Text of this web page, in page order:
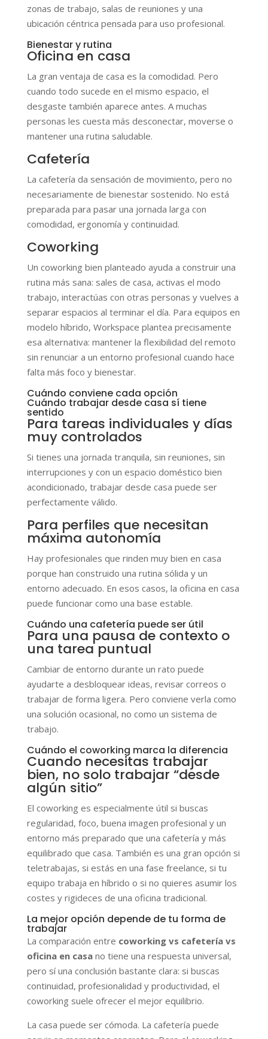
zonas de trabajo, salas de reuniones y una
ubicación céntrica pensada para uso profesional.
Bienestar y rutina
Oficina en casa
La gran ventaja de casa es la comodidad. Pero
cuando todo sucede en el mismo espacio, el
desgaste también aparece antes. A muchas
personas les cuesta más desconectar, moverse o
mantener una rutina saludable.
Cafetería
La cafetería da sensación de movimiento, pero no
necesariamente de bienestar sostenido. No está
preparada para pasar una jornada larga con
comodidad, ergonomía y continuidad.
Coworking
Un coworking bien planteado ayuda a construir una
rutina más sana: sales de casa, activas el modo
trabajo, interactúas con otras personas y vuelves a
separar espacios al terminar el día. Para equipos en
modelo híbrido, Workspace plantea precisamente
esa alternativa: mantener la flexibilidad del remoto
sin renunciar a un entorno profesional cuando hace
falta más foco y bienestar.
Cuándo conviene cada opción
Cuándo trabajar desde casa sí tiene
sentido
Para tareas individuales y días
muy controlados
Si tienes una jornada tranquila, sin reuniones, sin
interrupciones y con un espacio doméstico bien
acondicionado, trabajar desde casa puede ser
perfectamente válido.
Para perfiles que necesitan
máxima autonomía
Hay profesionales que rinden muy bien en casa
porque han construido una rutina sólida y un
entorno adecuado. En esos casos, la oficina en casa
puede funcionar como una base estable.
Cuándo una cafetería puede ser útil
Para una pausa de contexto o
una tarea puntual
Cambiar de entorno durante un rato puede
ayudarte a desbloquear ideas, revisar correos o
trabajar de forma ligera. Pero conviene verla como
una solución ocasional, no como un sistema de
trabajo.
Cuándo el coworking marca la diferencia
Cuando necesitas trabajar
bien, no solo trabajar “desde
algún sitio”
El coworking es especialmente útil si buscas
regularidad, foco, buena imagen profesional y un
entorno más preparado que una cafetería y más
equilibrado que casa. También es una gran opción si
teletrabajas, si estás en una fase freelance, si tu
equipo trabaja en híbrido o si no quieres asumir los
costes y rigideces de una oficina tradicional.
La mejor opción depende de tu forma de
trabajar
La comparación entre coworking vs cafetería vs
oficina en casano tiene una respuesta universal,
pero sí una conclusión bastante clara: si buscas
continuidad, profesionalidad y productividad, el
coworking suele ofrecer el mejor equilibrio.
La casa puede ser cómoda. La cafetería puede